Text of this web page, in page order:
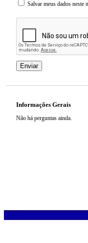
Salvar meus dados neste
Informações Gerais
Não há perguntas ainda.